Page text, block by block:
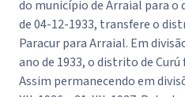
do município de Arraial para o
de 04-12-1933, transfere o
Paracur para Arraial. Em
ano de 1933, o distrito de
Assim permanecendo em